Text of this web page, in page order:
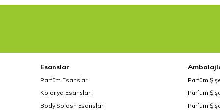
Alüminyum Şişelerin
Alüminyum şişeler, hem
Dış etkenlere karşı koruma:
Estetik ve Profesyonellik
Şık görünüm: Alüminyum
Esanslar
Parfüm Esansları
Kolonya Esansları
Body Splash Esansları
Parfüm
Parfüm
Parfüm